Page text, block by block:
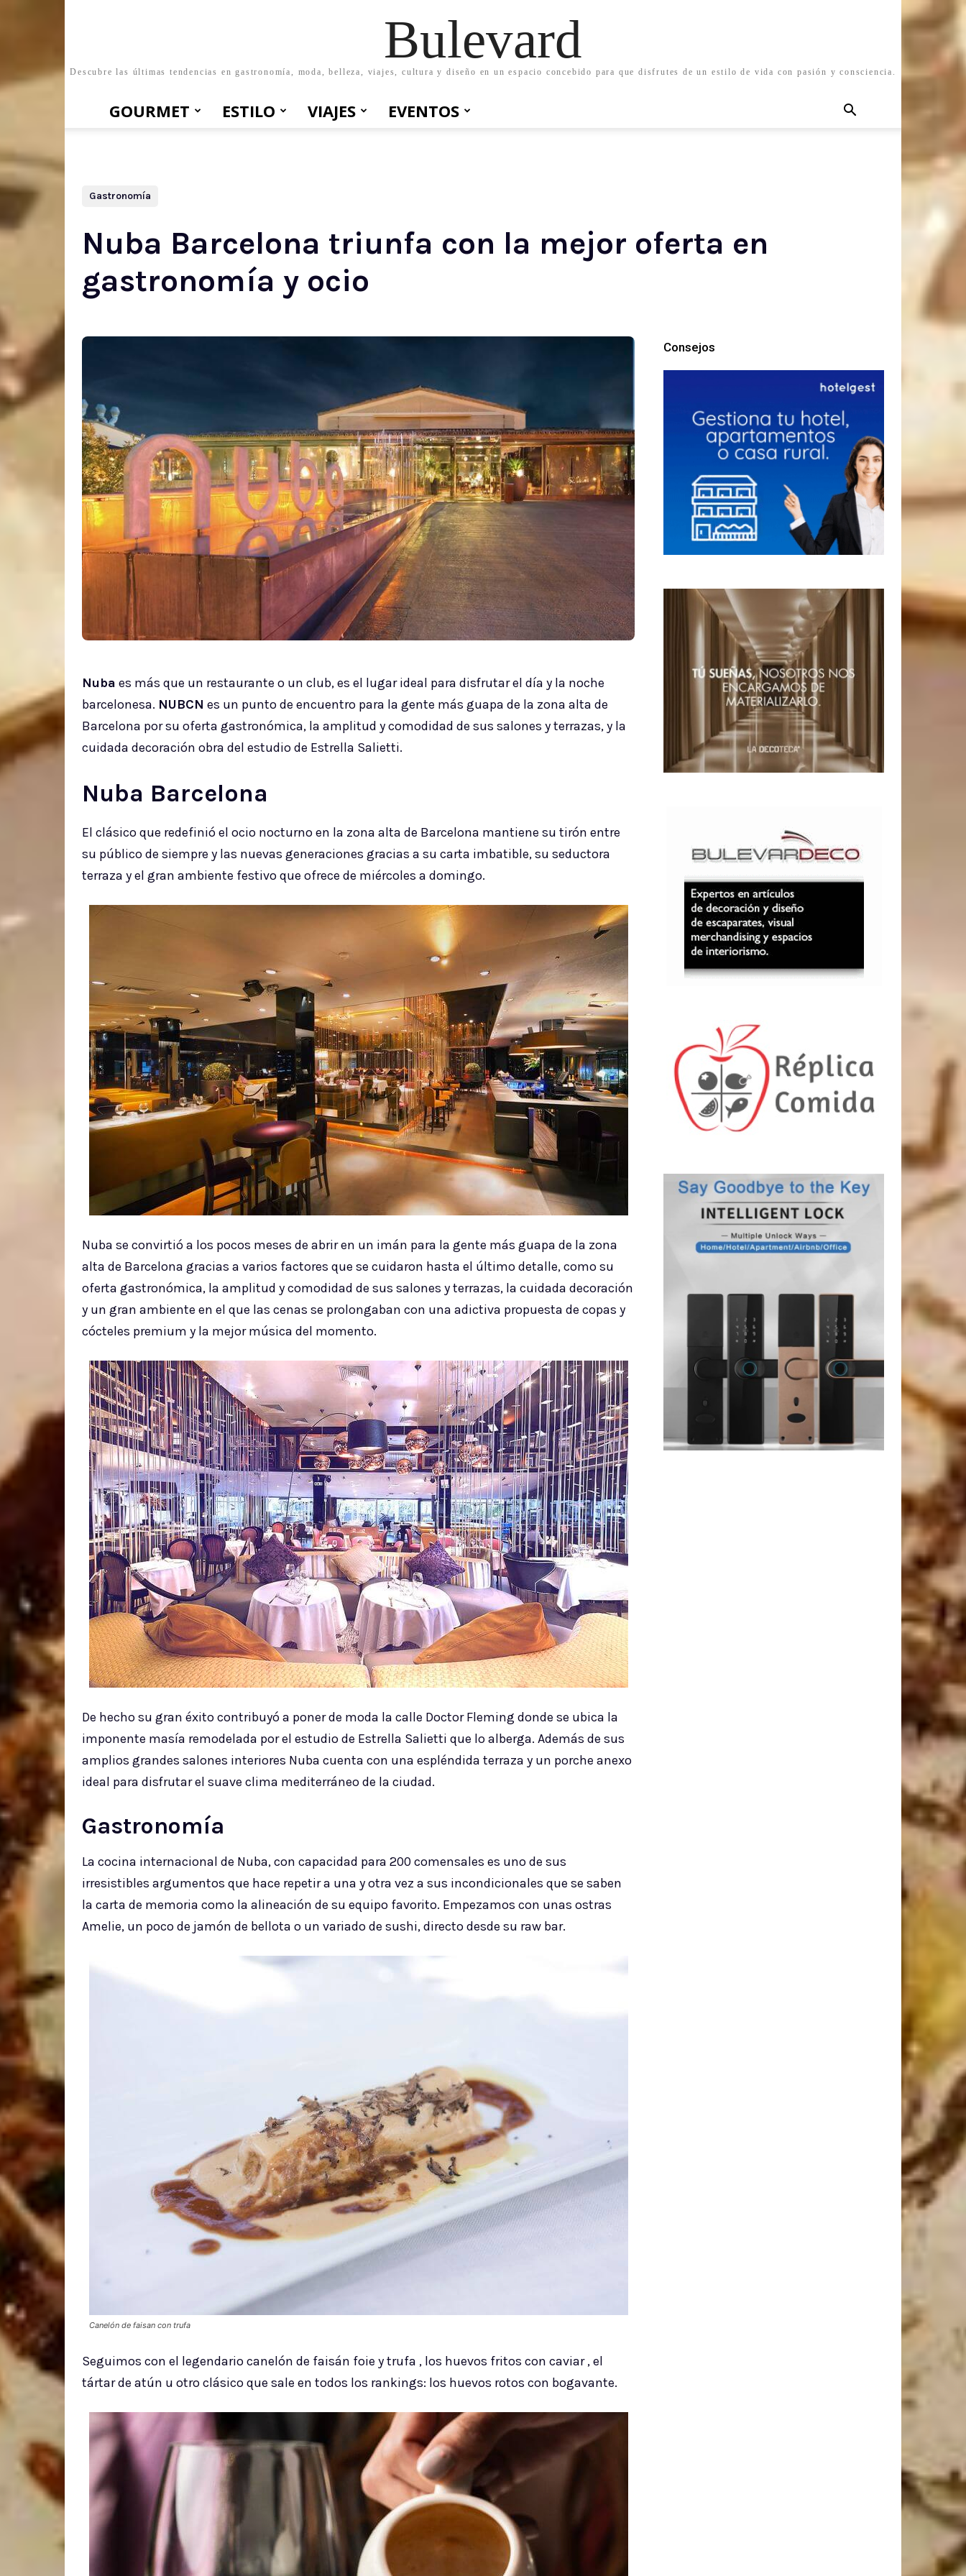
Bulevard
Descubre las últimas tendencias en gastronomía, moda, belleza, viajes, cultura y diseño en un espacio concebido para que disfrutes de un estilo de vida con pasión y consciencia.
GOURMET ESTILO VIAJES EVENTOS
Gastronomía
Nuba Barcelona triunfa con la mejor oferta en
gastronomía y ocio
Nuba es más que un restaurante o un club, es el lugar ideal para disfrutar el día y la noche
barcelonesa. NUBCN es un punto de encuentro para la gente más guapa de la zona alta de
Barcelona por su oferta gastronómica, la amplitud y comodidad de sus salones y terrazas, y la
cuidada decoración obra del estudio de Estrella Salietti.
Nuba Barcelona
El clásico que redefinió el ocio nocturno en la zona alta de Barcelona mantiene su tirón entre
su público de siempre y las nuevas generaciones gracias a su carta imbatible, su seductora
terraza y el gran ambiente festivo que ofrece de miércoles a domingo.
Nuba se convirtió a los pocos meses de abrir en un imán para la gente más guapa de la zona
alta de Barcelona gracias a varios factores que se cuidaron hasta el último detalle, como su
oferta gastronómica, la amplitud y comodidad de sus salones y terrazas, la cuidada decoración
y un gran ambiente en el que las cenas se prolongaban con una adictiva propuesta de copas y
cócteles premium y la mejor música del momento.
De hecho su gran éxito contribuyó a poner de moda la calle Doctor Fleming donde se ubica la
imponente masía remodelada por el estudio de Estrella Salietti que lo alberga. Además de sus
amplios grandes salones interiores Nuba cuenta con una espléndida terraza y un porche anexo
ideal para disfrutar el suave clima mediterráneo de la ciudad.
Gastronomía
La cocina internacional de Nuba, con capacidad para 200 comensales es uno de sus
irresistibles argumentos que hace repetir a una y otra vez a sus incondicionales que se saben
la carta de memoria como la alineación de su equipo favorito. Empezamos con unas ostras
Amelie, un poco de jamón de bellota o un variado de sushi, directo desde su raw bar.
Canelón de faisan con trufa
Seguimos con el legendario canelón de faisán foie y trufa , los huevos fritos con caviar , el
tártar de atún u otro clásico que sale en todos los rankings: los huevos rotos con bogavante.
Consejos